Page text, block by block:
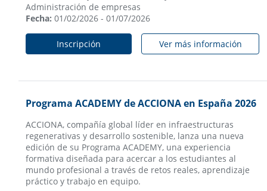
Administración de empresas
Fecha: 01/02/2026 - 01/07/2026
Inscripción Ver más información
Programa ACADEMY de ACCIONA en España 2026
ACCIONA, compañía global líder en infraestructuras
regenerativas y desarrollo sostenible, lanza una nueva
edición de su Programa ACADEMY, una experiencia
formativa diseñada para acercar a los estudiantes al
mundo profesional a través de retos reales, aprendizaje
práctico y trabajo en equipo.